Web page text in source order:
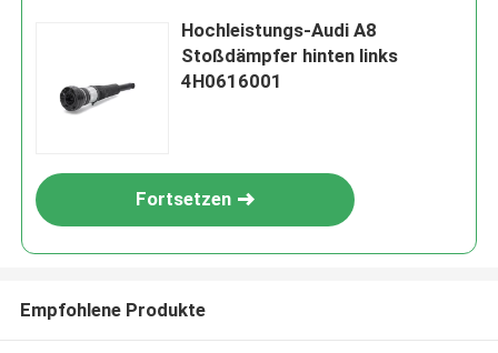
Hochleistungs-Audi A8
Stoßdämpfer hinten links
4H0616001
Fortsetzen
Empfohlene Produkte